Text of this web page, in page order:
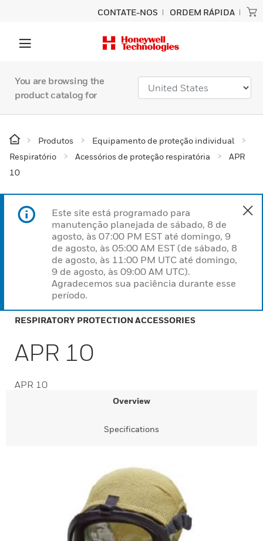
CONTATE-NOS ORDEM RÁPIDA
You are browsing the
product catalog for
Produtos
Equipamento de proteção individual
Respiratório
Acessórios de proteção respiratória
APR
10
Este site está programado para
manutenção planejada de sábado, 8 de
agosto, às 07:00 PM EST até domingo, 9
de agosto, às 05:00 AM EST (de sábado, 8
de agosto, às 11:00 PM UTC até domingo,
9 de agosto, às 09:00 AM UTC).
Agradecemos sua paciência durante esse
período.
RESPIRATORY PROTECTION ACCESSORIES
APR 10
APR 10
Overview
Specifications